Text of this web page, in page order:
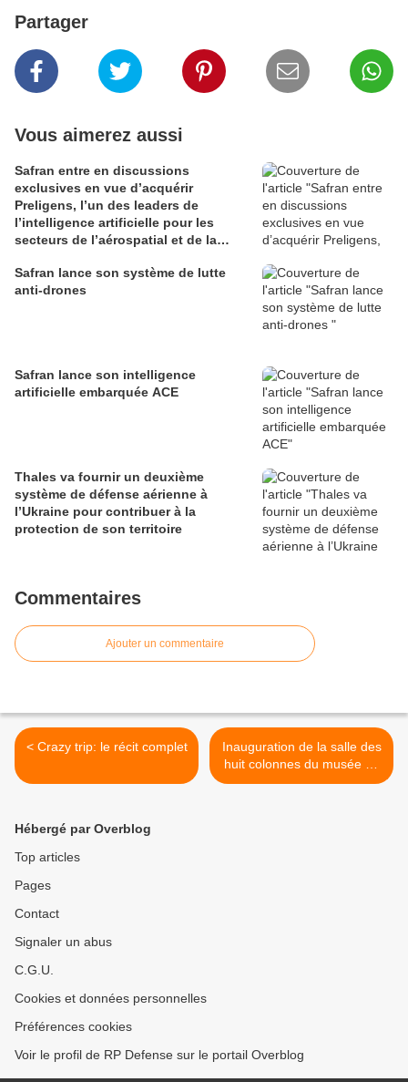
Partager
Vous aimerez aussi
Safran entre en discussions
exclusives en vue d’acquérir
Preligens, l’un des leaders de
l’intelligence artificielle pour les
secteurs de l’aérospatial et de la
Safran lance son système de lutte
anti-drones
Safran lance son intelligence
artificielle embarquée ACE
Thales va fournir un deuxième
système de défense aérienne à
l’Ukraine pour contribuer à la
protection de son territoire
Commentaires
Ajouter un commentaire
< Crazy trip: le récit complet
Inauguration de la salle des
huit colonnes du musée de
l’air et de l’espace >
Hébergé par Overblog
Top articles
Pages
Contact
Signaler un abus
C.G.U.
Cookies et données personnelles
Préférences cookies
Voir le profil de RP Defense sur le portail Overblog